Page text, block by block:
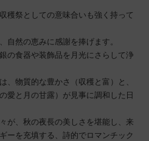
穫祭としての意味合いも強く持って
自然の恵みに感謝を捧げます。
の食器や装飾品を月光にさらして浄
、物質的な豊かさ（収穫と富）と、
愛と月の甘露）が見事に調和した日
が、秋の夜長の美しさを堪能し、来
ーを充填する、詩的でロマンチック